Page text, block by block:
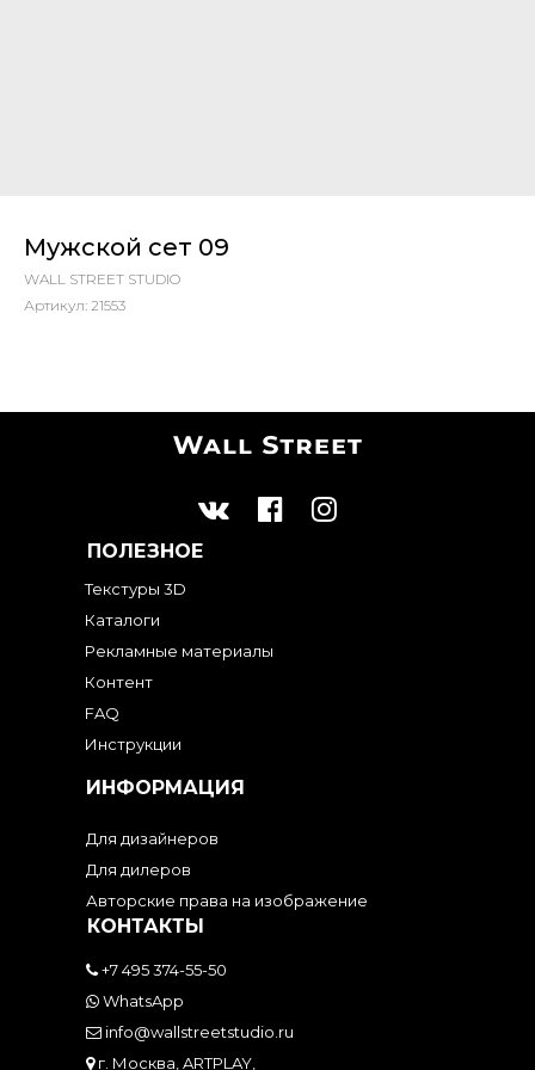
Мужской сет 09
WALL STREET STUDIO
Артикул: 21553
ПОЛЕЗНОЕ
Текстуры 3D
Каталоги
Рекламные материалы
Контент
FAQ
Инструкции
ИНФОРМАЦИЯ
Для дизайнеров
Для дилеров
Авторские права на изображение
КОНТАКТЫ
+7 495 374-55-50
WhatsApp
info@wallstreetstudio.ru
г. Москва, ARTPLAY,